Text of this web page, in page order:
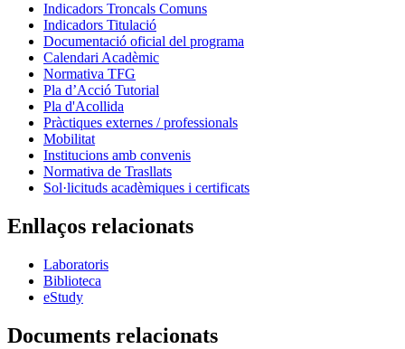
Indicadors Troncals Comuns
Indicadors Titulació
Documentació oficial del programa
Calendari Acadèmic
Normativa TFG
Pla d’Acció Tutorial
Pla d'Acollida
Pràctiques externes / professionals
Mobilitat
Institucions amb convenis
Normativa de Trasllats
Sol·licituds acadèmiques i certificats
Enllaços relacionats
Laboratoris
Biblioteca
eStudy
Documents relacionats